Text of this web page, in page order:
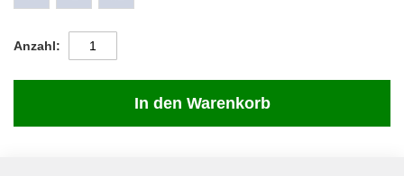
Anzahl
In den Warenkorb